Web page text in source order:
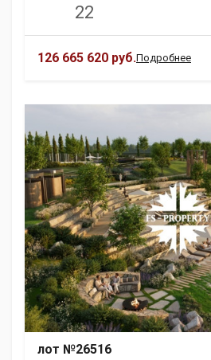
22
126 665 620 руб.Подробнее
лот №26516